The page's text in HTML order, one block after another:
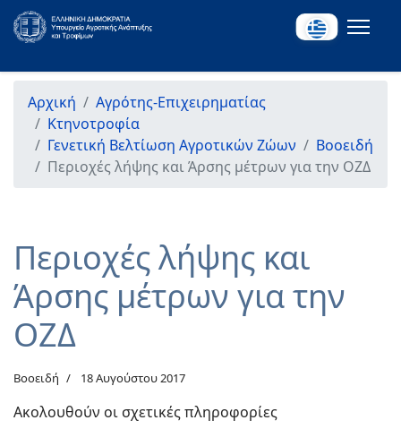
Αρχική
Αγρότης-Επιχειρηματίας
Κτηνοτροφία
Γενετική Βελτίωση Αγροτικών Ζώων
Βοοειδή
Περιοχές λήψης και Άρσης μέτρων για την ΟΖΔ
Περιοχές λήψης και
Άρσης μέτρων για την
ΟΖΔ
Βοοειδή 18 Αυγούστου 2017
Ακολουθούν οι σχετικές πληροφορίες